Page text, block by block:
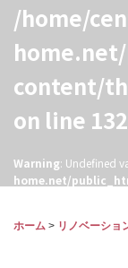
/home/
content/
on line 132
Warning: Undefined
home.net/
ホーム > リノベーショ